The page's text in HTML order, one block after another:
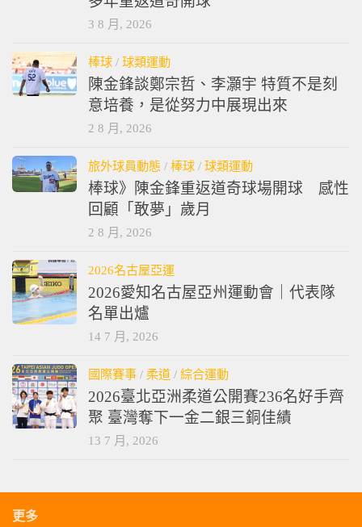
3 8 月, 2026
棒球 / 球類運動
陳金鋒談鄭宗哲、李灝宇 特質不是刻
意培養，是從努力中展現出來
2 8 月, 2026
旅外球員動態 / 棒球 / 球類運動
棒球》陳金鋒重返道奇球場開球 感性
回顧「敢夢」歲月
2 8 月, 2026
2026名古屋亞運
2026愛知名古屋亞州運動會｜代表隊
名單出爐
14 7 月, 2026
國際賽事 / 柔道 / 綜合運動
2026臺北亞洲柔道公開賽236名好手齊
聚 臺灣奪下一金二銀三銅佳績
13 7 月, 2026
更多